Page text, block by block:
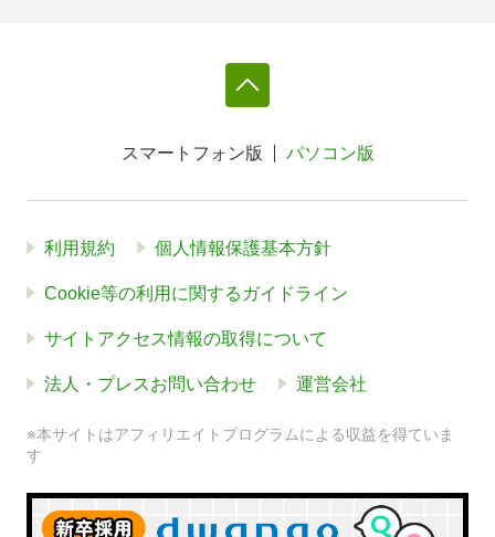
スマートフォン版 パソコン版
利用規約 個人情報保護基本方針
Cookie等の利用に関するガイドライン
サイトアクセス情報の取得について
法人・プレスお問い合わせ 運営会社
※本サイトはアフィリエイトプログラムによる収益を得ていま
す